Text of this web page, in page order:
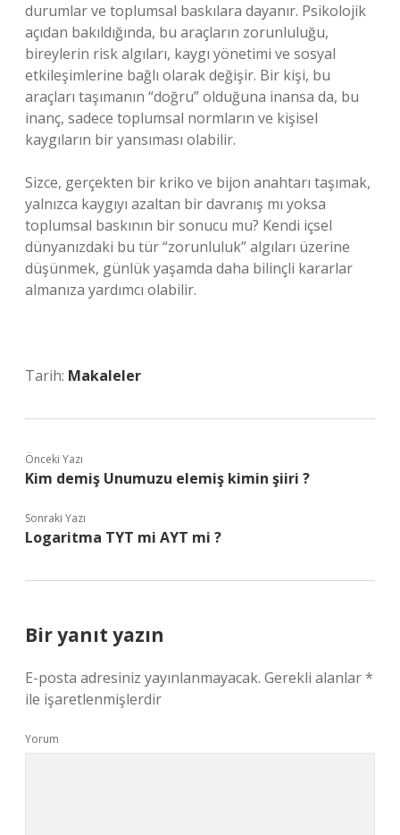
durumlar ve toplumsal baskılara dayanır. Psikolojik
açıdan bakıldığında, bu araçların zorunluluğu,
bireylerin risk algıları, kaygı yönetimi ve sosyal
etkileşimlerine bağlı olarak değişir. Bir kişi, bu
araçları taşımanın “doğru” olduğuna inansa da, bu
inanç, sadece toplumsal normların ve kişisel
kaygıların bir yansıması olabilir.
Sizce, gerçekten bir kriko ve bijon anahtarı taşımak,
yalnızca kaygıyı azaltan bir davranış mı yoksa
toplumsal baskının bir sonucu mu? Kendi içsel
dünyanızdaki bu tür “zorunluluk” algıları üzerine
düşünmek, günlük yaşamda daha bilinçli kararlar
almanıza yardımcı olabilir.
Tarih: Makaleler
Önceki Yazı
Kim demiş Unumuzu elemiş kimin şiiri ?
Sonraki Yazı
Logaritma TYT mi AYT mi ?
Bir yanıt yazın
E-posta adresiniz yayınlanmayacak. Gerekli alanlar*
ile işaretlenmişlerdir
Yorum